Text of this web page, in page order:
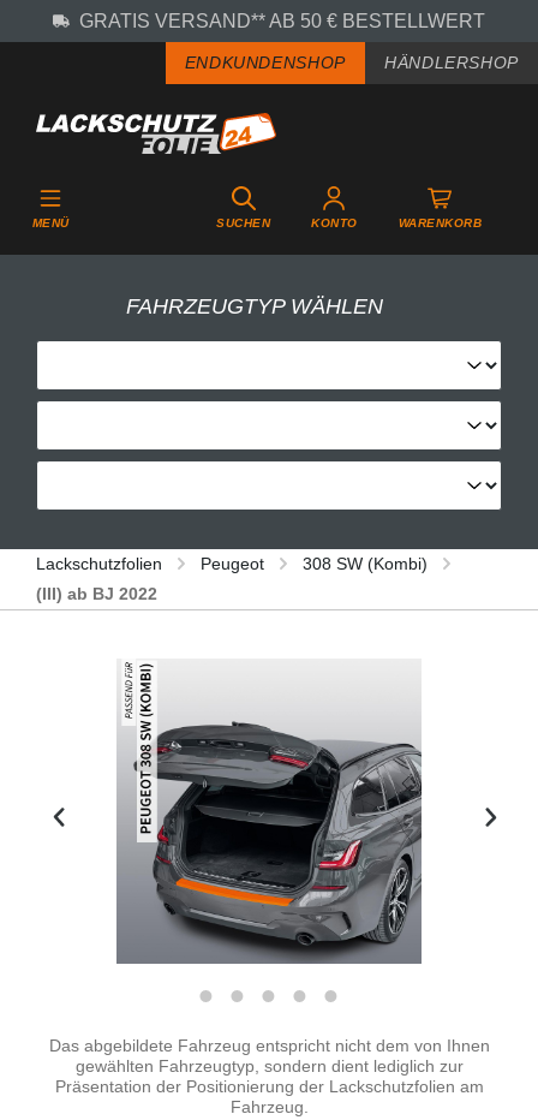
Zum Hauptinhalt springen
GRATIS VERSAND** AB 50 € BESTELLWERT
ENDKUNDENSHOP HÄNDLERSHOP
MENÜ SUCHEN KONTO WARENKORB
FAHRZEUGTYP WÄHLEN
Lackschutzfolien Peugeot
308 SW (Kombi)
(III) ab BJ 2022
Bildergalerie überspringen
Das abgebildete Fahrzeug entspricht nicht dem von Ihnen
gewählten Fahrzeugtyp, sondern dient lediglich zur
Präsentation der Positionierung der Lackschutzfolien am
Fahrzeug.